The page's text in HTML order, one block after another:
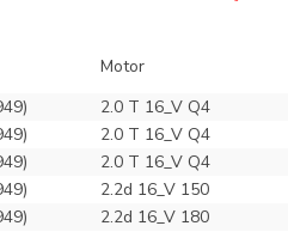
Motor
2.0 T 16_V Q4
2.0 T 16_V Q4
2.0 T 16_V Q4
2.2d 16_V 150
2.2d 16_V 180